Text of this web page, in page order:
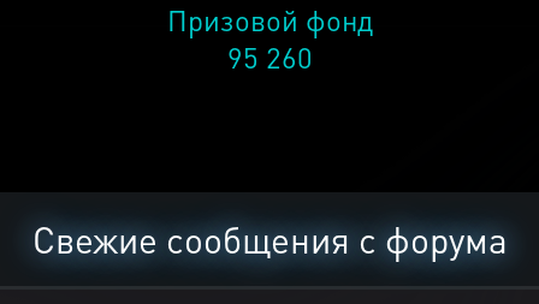
Призовой фонд
95 260
Свежие сообщения с форума